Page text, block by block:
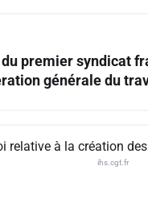
premier syndicat
générale du
relative à la création
ihs.cgt.fr